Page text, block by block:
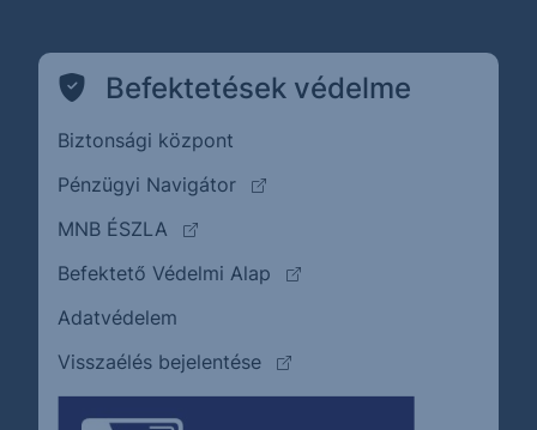
Befektetések védelme
Biztonsági központ
Pénzügyi Navigátor
(külső oldalra ugrik)
MNB ÉSZLA
(külső oldalra ugrik)
Befektető Védelmi Alap
(külső oldalra ugrik)
Adatvédelem
Visszaélés bejelentése
(külső oldalra ugrik)